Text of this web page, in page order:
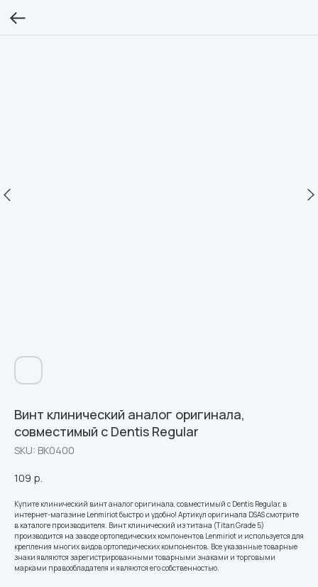
Винт клинический аналог оригинала,
совместимый с Dentis Regular
SKU: ВК0400
109 р.
Купите клинический винт аналог оригинала, совместимый с Dentis Regular, в
интернет-магазине Lenmiriot быстро и удобно! Артикул оригинала DSAS смотрите
в каталоге производителя. Винт клинический из титана (Titan Grade 5)
производится на заводе ортопедических компонентов Lenmiriot и используется для
крепления многих видов ортопедических компонентов. Все указанные товарные
знаки являются зарегистрированными товарными знаками и торговыми
марками правообладателя и являются его собственностью.